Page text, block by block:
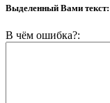
Выделенный Вами текст:
В чём ошибка?: